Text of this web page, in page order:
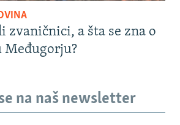
zvaničnici, a šta se zna o
Međugorju?
na naš newsletter